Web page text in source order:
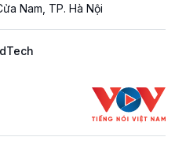
Nam, TP. Hà Nội